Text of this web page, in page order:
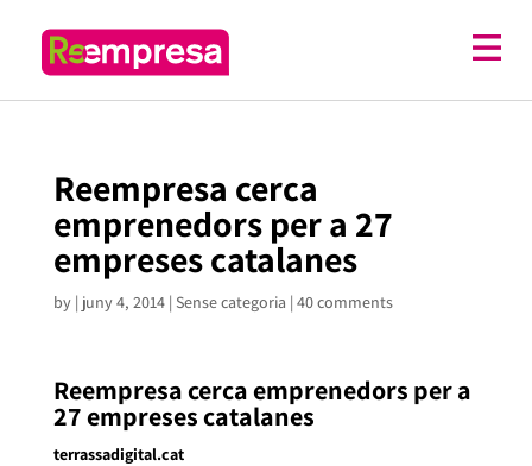
Reempresa cerca
emprenedors per a 27
empreses catalanes
by | juny 4, 2014| Sense categoria | 40 comments
Reempresa cerca emprenedors per a
27 empreses catalanes
terrassadigital.cat